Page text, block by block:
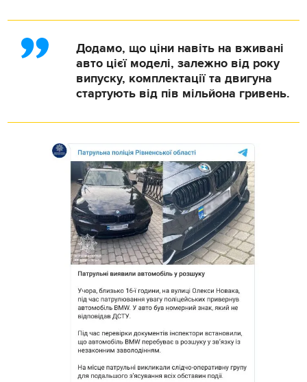
Додамо, що ціни навіть на вживані
авто цієї моделі, залежно від року
випуску, комплектації та двигуна
стартують від пів мільйона гривень.